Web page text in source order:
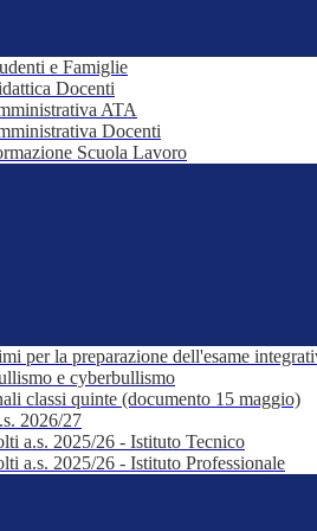
e Famiglie
Docenti
ATA
Docenti
Scuola Lavoro
per la preparazione dell'esame
e cyberbullismo
classi quinte (documento 15 maggio)
2026/27
a.s. 2025/26 - Istituto Tecnico
a.s. 2025/26 - Istituto Professionale